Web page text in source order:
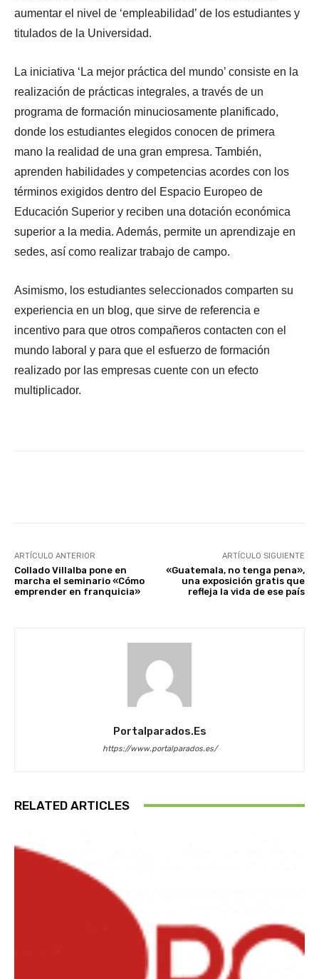
aumentar el nivel de ‘empleabilidad’ de los estudiantes y
titulados de la Universidad.
La iniciativa ‘La mejor práctica del mundo’ consiste en la
realización de prácticas integrales, a través de un
programa de formación minuciosamente planificado,
donde los estudiantes elegidos conocen de primera
mano la realidad de una gran empresa. También,
aprenden habilidades y competencias acordes con los
términos exigidos dentro del Espacio Europeo de
Educación Superior y reciben una dotación económica
superior a la media. Además, permite un aprendizaje en
sedes, así como realizar trabajo de campo.
Asimismo, los estudiantes seleccionados comparten su
experiencia en un blog, que sirve de referencia e
incentivo para que otros compañeros contacten con el
mundo laboral y para que el esfuerzo de formación
realizado por las empresas cuente con un efecto
multiplicador.
ARTÍCULO ANTERIOR
Collado Villalba pone en
marcha el seminario «Cómo
emprender en franquicia»
ARTÍCULO SIGUIENTE
«Guatemala, no tenga pena»,
una exposición gratis que
refleja la vida de ese país
Portalparados.es
https://www.portalparados.es/
RELATED ARTICLES